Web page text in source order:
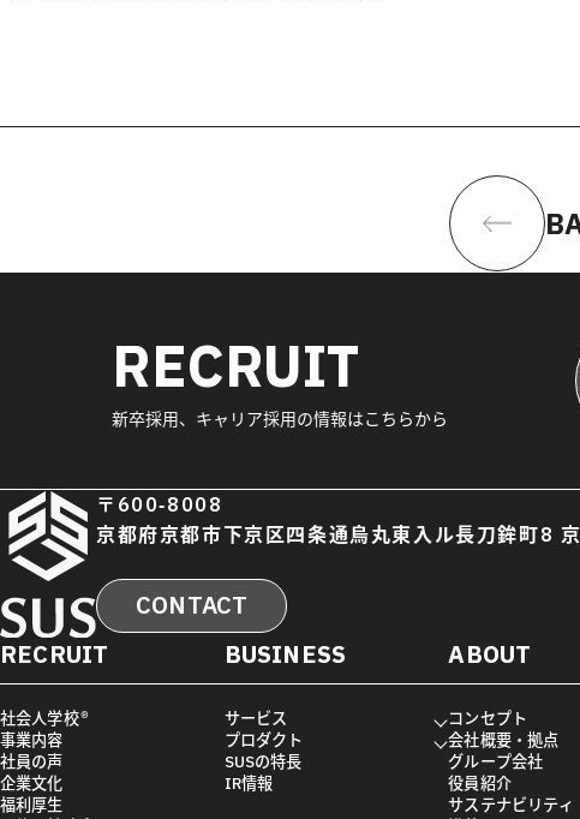
RECRUIT
新卒採用、キャリア採用の情報はこちらから
〒600-8008
京都府京都市下京区四条通烏丸東入ル長刀鉾町8
CONTACT
RECRUIT
社会人学校®
事業内容
社員の声
企業文化
福利厚生
BUSINESS
サービス
プロダクト
SUSの特長
IR情報
ABOUT
コンセプト
会社概要・拠点
グループ会社
役員紹介
サステナビリティ